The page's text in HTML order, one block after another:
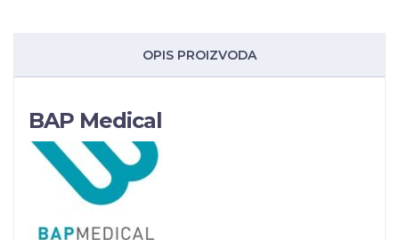
OPIS PROIZVODA
BAP Medical